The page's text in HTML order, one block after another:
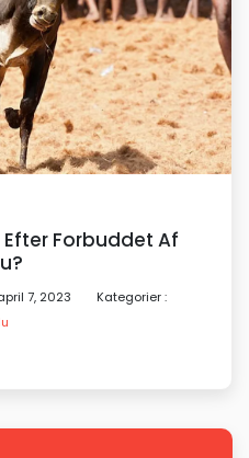
Forbuddet Af
7, 2023
Kategorier :